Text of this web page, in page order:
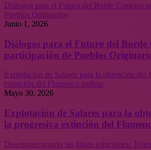
Diálogos para el Futuro del Borde Costeros
Pueblos Originarios
Junio 1, 2026
Diálogos para el Futuro del Borde
participación de Pueblos
Explotación de Salares para la obtención del
extinción del Flamenco andino
Mayo 30, 2026
Explotación de Salares para la
la progresiva extinción del
Desenmascarando las falsas soluciones: